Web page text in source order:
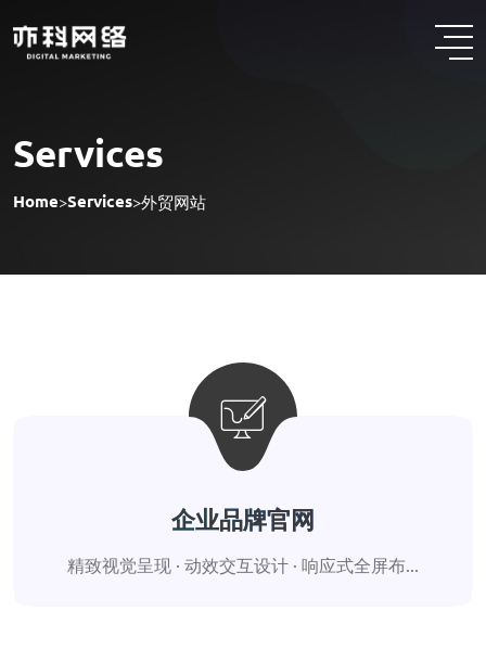
to
content
Services
Home>Services>外贸网站
企业品牌官网
精致视觉呈现 · 动效交互设计 · 响应式全屏布...